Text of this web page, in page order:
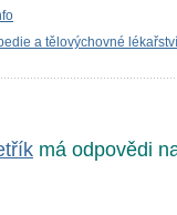
a tělovýchovné lékařství
má odpovědi